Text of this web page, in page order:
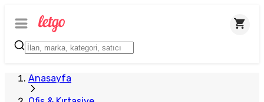
Anasayfa
Plus Satıcı